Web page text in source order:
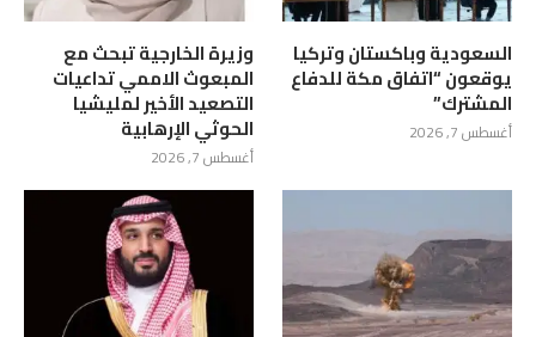
السعودية وباكستان وتركيا
يوقعون “اتفاق مكة للدفاع
المشترك”
أغسطس 7, 2026
وزيرة الخارجية تبحث مع
المبعوث الاممي تداعيات
التصعيد الأخير لمليشيا
الحوثي الإرهابية
أغسطس 7, 2026